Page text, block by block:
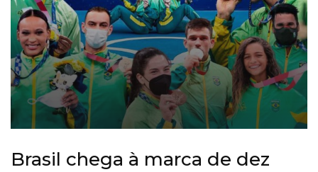
Brasil chega à marca de dez